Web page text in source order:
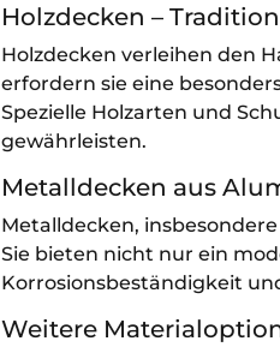
Holzdecken –
Holzdecken verleihen den
erfordern sie eine
Spezielle Holzarten und
gewährleisten.
Metalldecken aus
Metalldecken,
Sie bieten nicht nur ein
Korrosionsbeständigkeit
Weitere